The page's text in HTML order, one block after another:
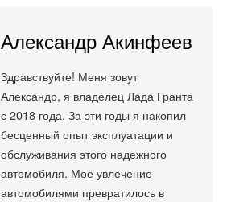
Александр Акинфеев
Здравствуйте! Меня зовут
Александр, я владелец Лада Гранта
с 2018 года. За эти годы я накопил
бесценный опыт эксплуатации и
обслуживания этого надежного
автомобиля. Моё увлечение
автомобилями превратилось в